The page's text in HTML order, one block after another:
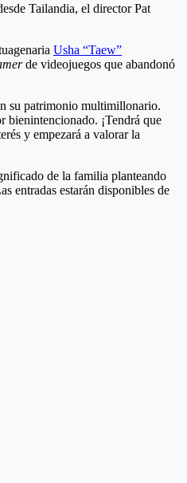
Tailandia, el director Pat
Usha “Taew”
de videojuegos que abandonó
su patrimonio multimillonario.
bienintencionado. ¡Tendrá que
y empezará a valorar la
de la familia planteando
entradas estarán disponibles de